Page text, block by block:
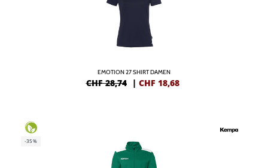
EMOTION 27 SHIRT DAMEN
CHF 28,74 | CHF 18,68
-35%